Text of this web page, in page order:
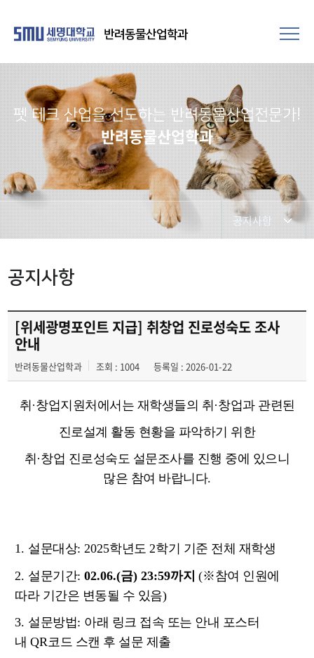
반려동물산업학과
펫 테크 산업을 선도하는 반려동물산업전문가!
반려동물산업학과
공지사항
동아리
입시관련정보
공지사항
[위세광명포인트 지급] 취창업 진로성숙도 조사
안내
반려동물산업학과 조회 : 1004 등록일 : 2026-01-22
취 ·창업지원처에서는 재학생들의 취 ·창업과 관련된
진로설계 활동 현황을 파악하기 위한
취 ·창업 진로성숙도 설문조사를 진행 중에 있으니
많은 참여 바랍니다.
1. 설문대상: 2025학년도2학기 기준 전체 재학생
2. 설문기간:02.06.(금) 23:59까지 (※참여 인원에
따라 기간은 변동될 수 있음)
3. 설문방법: 아래 링크 접속 또는 안내 포스터
내QR코드 스캔 후 설문 제출